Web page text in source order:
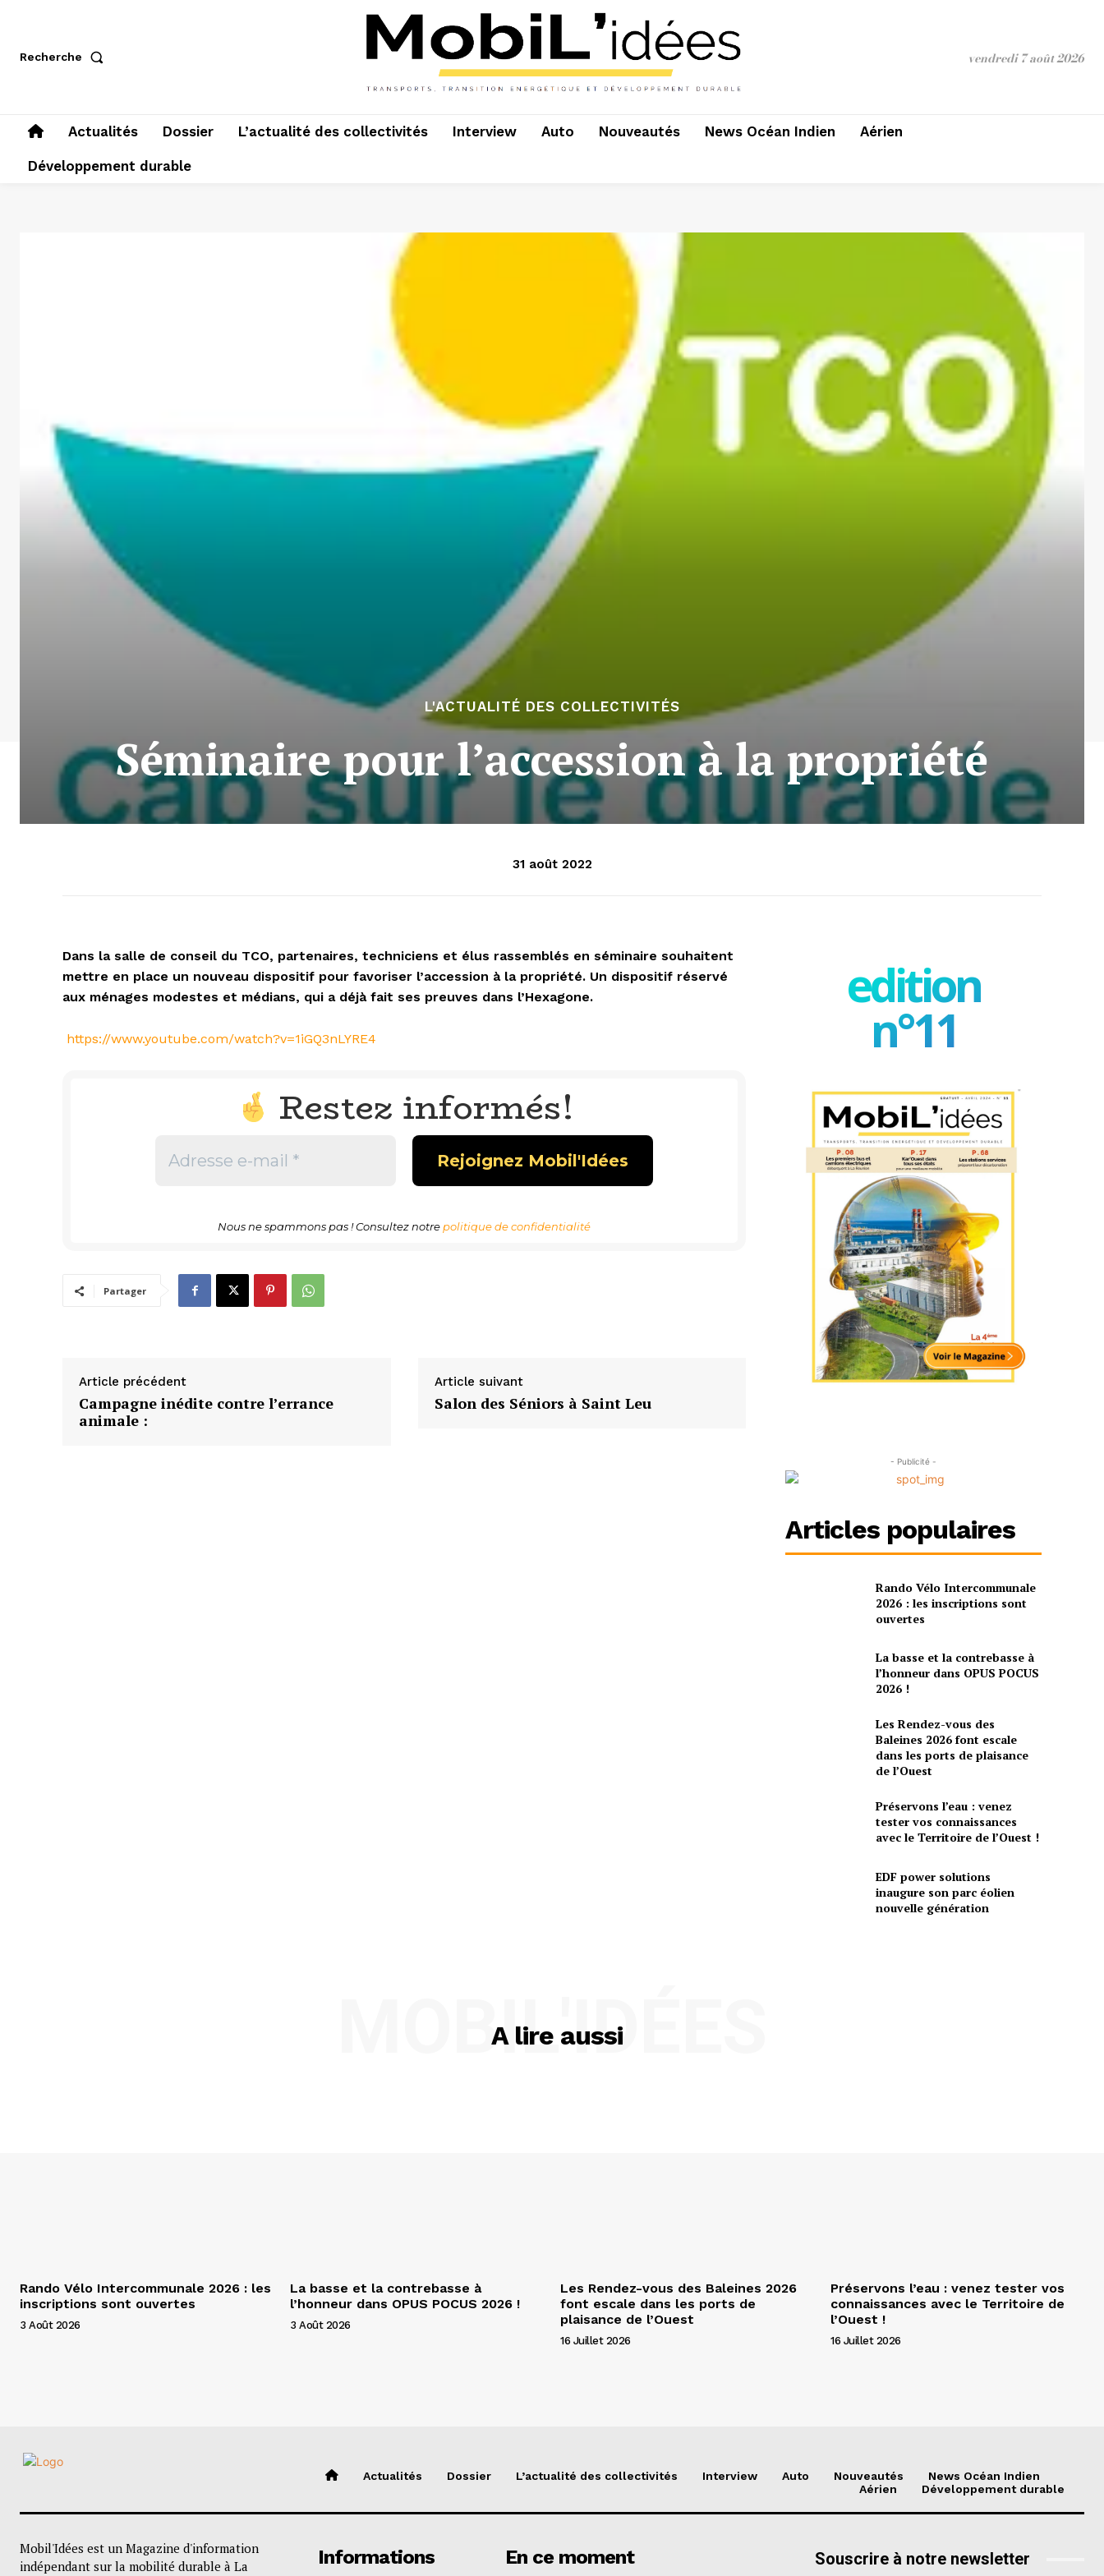
Recherche vendredi 7 août 2026
Actualités Dossier L’actualité des collectivités Interview Auto Nouveautés News Océan Indien Aérien
Développement durable
L'ACTUALITÉ DES COLLECTIVITÉS
Séminaire pour l’accession à la propriété
31 août 2022
Dans la salle de conseil du TCO, partenaires, techniciens et élus rassemblés en séminaire souhaitent
mettre en place un nouveau dispositif pour favoriser l’accession à la propriété. Un dispositif réservé
aux ménages modestes et médians, qui a déjà fait ses preuves dans l’Hexagone.
https://www.youtube.com/watch?v=1iGQ3nLYRE4
Restez informés!
Nous ne spammons pas ! Consultez notre politique de confidentialité
Partager
Article précédent
Campagne inédite contre l’errance
animale :
Article suivant
Salon des Séniors à Saint Leu
edition
n°11
- Publicité -
Articles populaires
Rando Vélo Intercommunale
2026 : les inscriptions sont
ouvertes
La basse et la contrebasse à
l’honneur dans OPUS POCUS
2026 !
Les Rendez-vous des
Baleines 2026 font escale
dans les ports de plaisance
de l’Ouest
Préservons l’eau : venez
tester vos connaissances
avec le Territoire de l’Ouest !
EDF power solutions
inaugure son parc éolien
nouvelle génération
A lire aussi
MOBIL'IDÉES
Rando Vélo Intercommunale 2026 : les
inscriptions sont ouvertes
3 Août 2026
La basse et la contrebasse à
l’honneur dans OPUS POCUS 2026 !
3 Août 2026
Les Rendez-vous des Baleines 2026
font escale dans les ports de
plaisance de l’Ouest
16 Juillet 2026
Préservons l’eau : venez tester vos
connaissances avec le Territoire de
l’Ouest !
16 Juillet 2026
Actualités Dossier L’actualité des collectivités Interview Auto Nouveautés
News Océan Indien
Aérien
Développement durable
Mobil'Idées est un Magazine d'information
indépendant sur la mobilité durable à La
Informations En ce moment Souscrire à notre newsletter